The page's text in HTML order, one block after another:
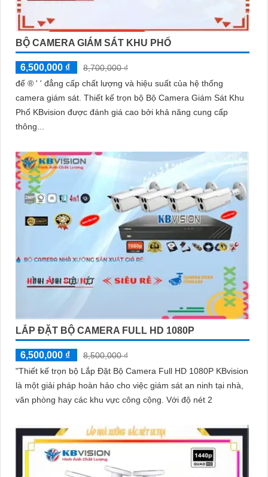
BỘ CAMERA GIÁM SÁT KHU PHỐ
6,500,000 ₫
8,700,000 ₫
để ®️ ' ' đẳng cấp chất lượng và hiệu suất của hệ thống
camera giám sát. Thiết kế trọn bộ Bộ Camera Giám Sát Khu
Phố KBvision được đánh giá cao bởi khả năng cung cấp
thông...
LẮP ĐẶT BỘ CAMERA FULL HD 1080P
6,500,000 ₫
8,500,000 ₫
"Thiết kế trọn bộ Lắp Đặt Bộ Camera Full HD 1080P KBvision
là một giải pháp hoàn hảo cho việc giám sát an ninh tại nhà,
văn phòng hay các khu vực công cộng. Với độ nét 2